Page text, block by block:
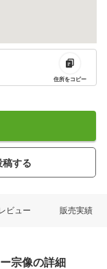
住所をコピー
稿する
ビュー 販売実績
宗像の詳細